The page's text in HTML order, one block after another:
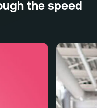
the speed